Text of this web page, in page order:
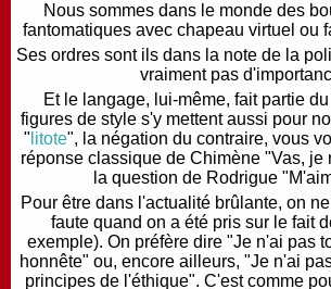
Nous sommes dans le monde des
fantomatiques avec chapeau virtuel ou
Ses ordres sont ils dans la note de la
vraiment pas
Et le langage, lui-même, fait partie
figures de style s'y mettent aussi pour
" litote", la négation du contraire, vous
réponse classique de Chimène "Vas, je
la question de Rodrigue
Pour être dans l'actualité brûlante, on
faute quand on a été pris sur le fait
exemple). On préfère dire "Je n'ai pas
honnête" ou, encore ailleurs, "Je n'ai
principes de l'éthique". C'est comme